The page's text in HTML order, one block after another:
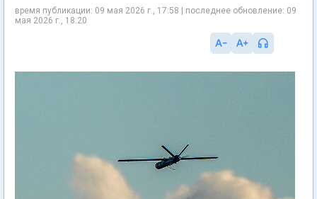
время публикации: 09 мая 2026 г., 17:58 | последнее обновление: 09
мая 2026 г., 18:20